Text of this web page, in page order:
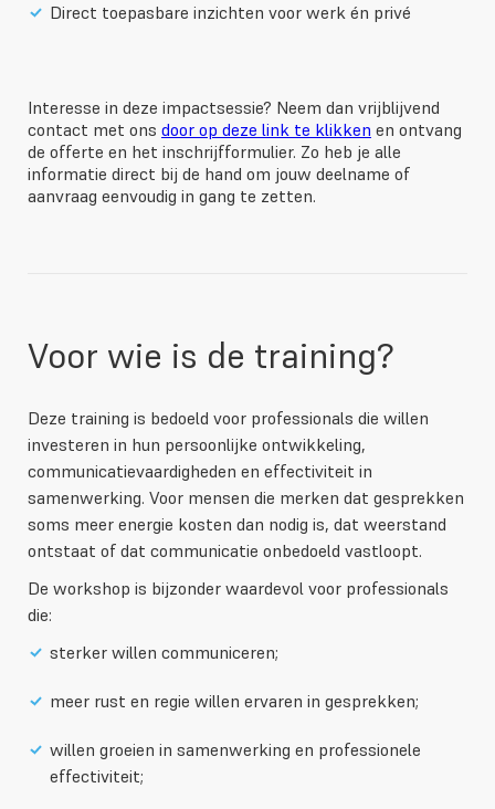
Direct toepasbare inzichten voor werk én privé
Interesse in deze impactsessie? Neem dan vrijblijvend
contact met ons door op deze link te klikken en ontvang
de offerte en het inschrijfformulier. Zo heb je alle
informatie direct bij de hand om jouw deelname of
aanvraag eenvoudig in gang te zetten.
Voor wie is de training?
Deze training is bedoeld voor professionals die willen
investeren in hun persoonlijke ontwikkeling,
communicatievaardigheden en effectiviteit in
samenwerking. Voor mensen die merken dat gesprekken
soms meer energie kosten dan nodig is, dat weerstand
ontstaat of dat communicatie onbedoeld vastloopt.
De workshop is bijzonder waardevol voor professionals
die:
sterker willen communiceren;
meer rust en regie willen ervaren in gesprekken;
willen groeien in samenwerking en professionele
effectiviteit;